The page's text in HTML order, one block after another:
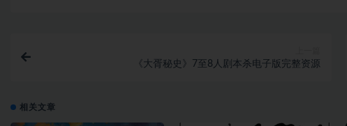
《大胥秘史》7至8人剧本杀电子版完整资源
相关文章